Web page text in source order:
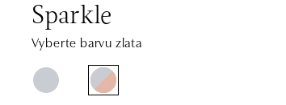
Sparkle
Vyberte barvu zlata